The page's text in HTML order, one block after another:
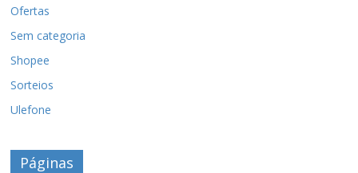
Ofertas
Sem categoria
Shopee
Sorteios
Ulefone
Páginas